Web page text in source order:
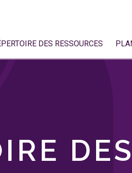
DES RESSOURCES